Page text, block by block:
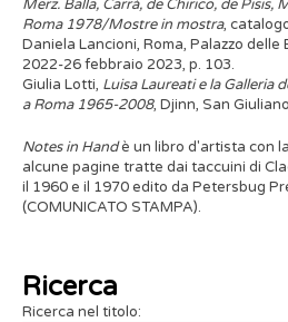
Merz. Balla, Carrà, de Chirico, de Pisis,
Roma 1978/Mostre in mostra,
Daniela Lancioni, Roma, Palazzo delle
2022-26 febbraio 2023, p. 103.
Giulia Lotti, Luisa Laureati e la Galleria
a Roma 1965-2008, Djinn, San
Notes in Handè un libro d'artista con
alcune pagine tratte dai taccuini di
il 1960 e il 1970 edito da Petersbug
(COMUNICATO STAMPA).
Ricerca
Ricerca nel titolo: